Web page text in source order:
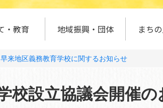
・教育 地域振興・団体 まち
早来地区義務教育学校に関するお知らせ
校設立協議会開催の